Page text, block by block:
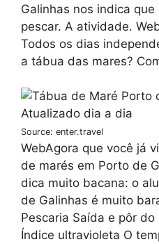
Galinhas nos indica
pescar. A atividade.
Todos os dias
a tábua das mares?
Source: enter.travel
WebAgora que você já
de marés em Porto de
dica muito bacana: o
de Galinhas é muito
Pescaria Saída e pôr
Índice ultravioleta O